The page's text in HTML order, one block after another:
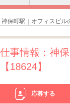
神保町駅｜オフィスビル
事情報：神
18624】
応募する